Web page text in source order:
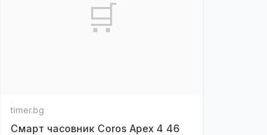
🛒
timer.bg
Смарт часовник Coros Apex 4 46